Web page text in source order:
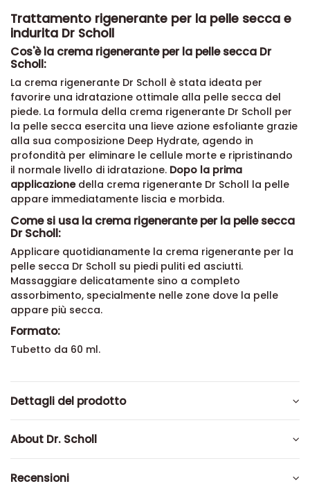
Trattamento rigenerante per la pelle secca e
indurita Dr Scholl
Cos'è la crema rigenerante per la pelle secca Dr
Scholl:
La crema rigenerante Dr Scholl è stata ideata per
favorire una idratazione ottimale alla pelle secca del
piede. La formula della crema rigenerante Dr Scholl per
la pelle secca esercita una lieve azione esfoliante grazie
alla sua composizione Deep Hydrate, agendo in
profondità per eliminare le cellule morte e ripristinando
il normale livello di idratazione. Dopo la prima
applicazionedella crema rigenerante Dr Scholl la pelle
appare immediatamente liscia e morbida.
Come si usa la crema rigenerante per la pelle secca
Dr Scholl:
Applicare quotidianamente la crema rigenerante per la
pelle secca Dr Scholl su piedi puliti ed asciutti.
Massaggiare delicatamente sino a completo
assorbimento, specialmente nelle zone dove la pelle
appare più secca.
Formato:
Tubetto da 60 ml.
Dettagli del prodotto
About Dr. Scholl
Recensioni